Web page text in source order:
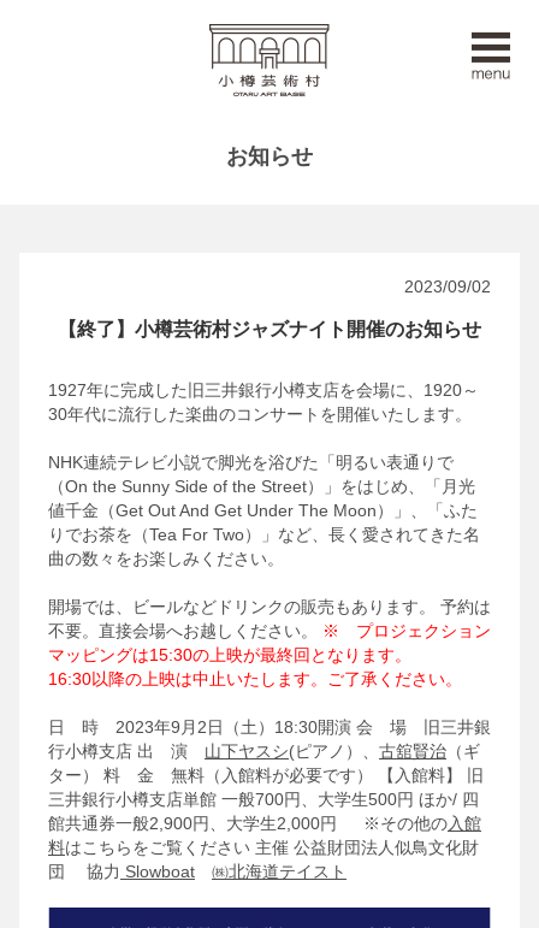
お知らせ
2023/09/02
【終了】小樽芸術村ジャズナイト開催のお知らせ
1927年に完成した旧三井銀行小樽支店を会場に、1920～
30年代に流行した楽曲のコンサートを開催いたします。
NHK連続テレビ小説で脚光を浴びた「明るい表通りで
（On the Sunny Side of the Street）」をはじめ、「月光
値千金（Get Out And Get Under The Moon）」、「ふた
りでお茶を（Tea For Two）」など、長く愛されてきた名
曲の数々をお楽しみください。
開場では、ビールなどドリンクの販売もあります。
予約は
不要。直接会場へお越しください。
※ プロジェクション
マッピングは15:30の上映が最終回となります。
16:30以降の上映は中止いたします。ご了承ください。
日 時 2023年9月2日（土）18:30開演 会 場 旧三井銀
行小樽支店 出 演 山下ヤスシ(ピアノ）、 古舘賢治 （ギ
ター）
料 金 無料（入館料が必要です）
【入館料】 旧
三井銀行小樽支店単館 一般700円、大学生500円 ほか/ 四
館共通券一般2,900円、大学生2,000円
※その他の入館
料はこちらをご覧ください 主催 公益財団法人似鳥文化財
団
協力 Slowboat ㈱北海道テイスト